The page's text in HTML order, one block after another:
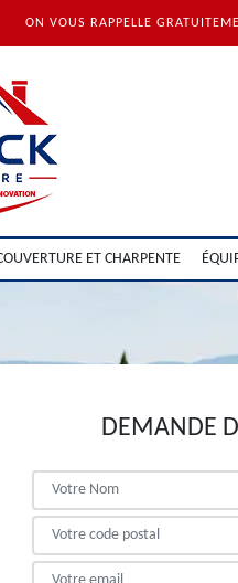
ON VOUS RAPPELLE
ET CHARPENTE
DEMANDE